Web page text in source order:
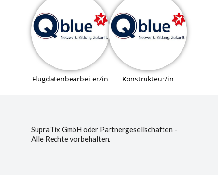
Flugdatenbearbeiter/in Konstrukteur/in
SupraTix GmbH oder Partnergesellschaften -
Alle Rechte vorbehalten.